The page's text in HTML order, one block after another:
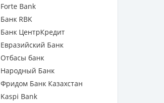
Forte Bank
Банк RBK
Банк ЦентрКредит
Евразийский Банк
Отбасы банк
Народный Банк
Фридом Банк Казахстан
Kaspi Bank